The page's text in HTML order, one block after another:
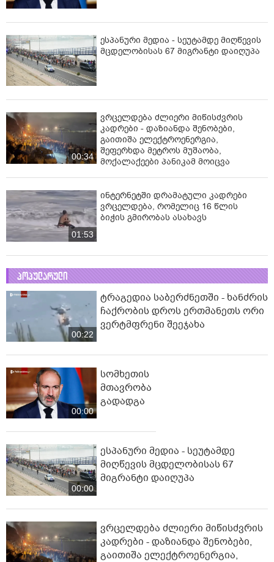
ესპანური მედია - სეუტამდე მიღწევის
მცდელობისას 67 მიგრანტი დაიღუპა
00:34
ვრცელდება ძლიერი მიწისძვრის
კადრები - დაზიანდა შენობები,
გაითიშა ელექტროენერგია,
შეფერხდა მეტროს მუშაობა,
მოქალაქეები პანიკამ მოიცვა
01:53
ინ­ტერ­ნეტ­ში დრა­მა­ტუ­ლი კად­რე­ბი
ვრცელდება, რომელიც 16 წლის
ბიჭის გმირობას ასახავს
პოპულარული
00:22
ტრაგედია საბერძნეთში - ხანძრის
ჩაქრობის დროს ერთმანეთს ორი
ვერტმფრენი შეეჯახა
00:00
სომხეთის
მთავრობა
გადადგა
00:00
ესპანური მედია - სეუტამდე
მიღწევის მცდელობისას 67
მიგრანტი დაიღუპა
ვრცელდება ძლიერი მიწისძვრის
კადრები - დაზიანდა შენობები,
გაითიშა ელექტროენერგია,